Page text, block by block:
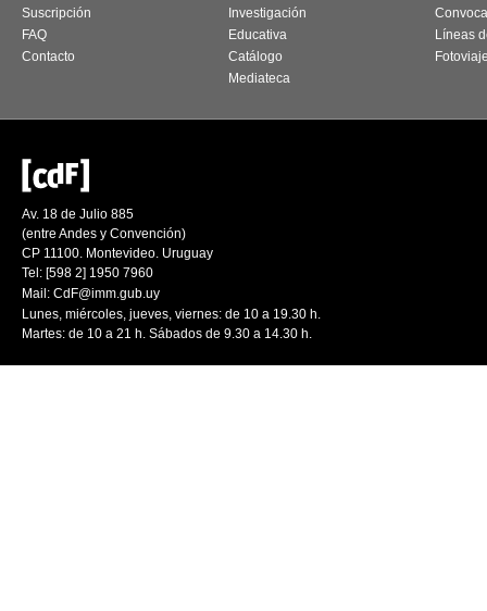
Suscripción
FAQ
Contacto
Investigación
Educativa
Catálogo
Mediateca
Líneas
Av. 18 de Julio 885
(entre Andes y Convención)
CP 11100. Montevideo. Uruguay
Tel: [598 2] 1950 7960
Mail: CdF@imm.gub.uy
Lunes, miércoles, jueves, viernes: de 10 a 19.30 h.
Martes: de 10 a 21 h. Sábados de 9.30 a 14.30 h.